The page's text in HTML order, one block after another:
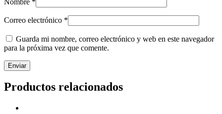
Correo electrónico *
Guarda mi nombre, correo electrónico y web en este navegador
para la próxima vez que comente.
Productos relacionados